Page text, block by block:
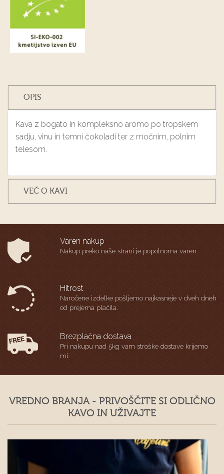
OPIS
Kava z bogato in kompleksno aromo po tropskem
sadju, vinu in temni čokoladi ter z močnim, polnim
telesom.
VEČ O KAVI
Varen nakup
Nakup preko naše strani je popolnoma varen.
Hitrost
Naročene izdelke pošljemo najkasneje v dveh dneh
od prejema plačila.
Brezplačna dostava
Pri nakupu nad 5kg vam stroške dostave krijemo
mi.
VREDNO BRANJA - PRIVOŠČITE SI ODLIČNO
KAVO IN UŽIVAJTE